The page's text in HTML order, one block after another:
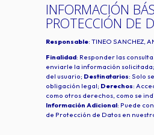
INFORMACIÓN
PROTECCIÓN DE
Responsable: TINEO SANCHEZ,
Finalidad: Responder las
enviarle la información
del usuario; Destinatarios: Solo
obligación legal; Derechos:
como otros derechos, como se
Información Adicional: Puede
de Protección de Datos en